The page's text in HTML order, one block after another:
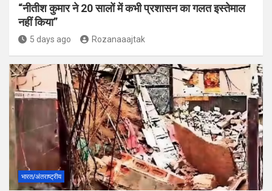
“नीतीश कुमार ने 20 सालों में कभी प्रशासन का गलत इस्तेमाल
नहीं किया”
5 days ago Rozanaaajtak
भारत/अंतराष्ट्रीय